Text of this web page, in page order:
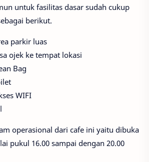
untuk fasilitas dasar sudah cukup
berikut.
parkir luas
ojek ke tempat lokasi
Bag
WIFI
operasional dari cafe ini yaitu dibuka
pukul 16.00 sampai dengan 20.00